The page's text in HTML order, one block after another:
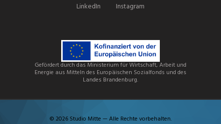
LinkedIn Instagram
Gefördert durch das Ministerium für Wirtschaft, Arbeit und
Energie aus Mitteln des Europäischen Sozialfonds und des
Landes Brandenburg.
© 2026 Studio Mitte — Alle Rechte vorbehalten.